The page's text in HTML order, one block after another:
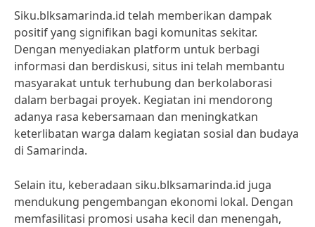
Siku.blksamarinda.id telah memberikan dampak
positif yang signifikan bagi komunitas sekitar.
Dengan menyediakan platform untuk berbagi
informasi dan berdiskusi, situs ini telah membantu
masyarakat untuk terhubung dan berkolaborasi
dalam berbagai proyek. Kegiatan ini mendorong
adanya rasa kebersamaan dan meningkatkan
keterlibatan warga dalam kegiatan sosial dan budaya
di Samarinda.
Selain itu, keberadaan siku.blksamarinda.id juga
mendukung pengembangan ekonomi lokal. Dengan
memfasilitasi promosi usaha kecil dan menengah,